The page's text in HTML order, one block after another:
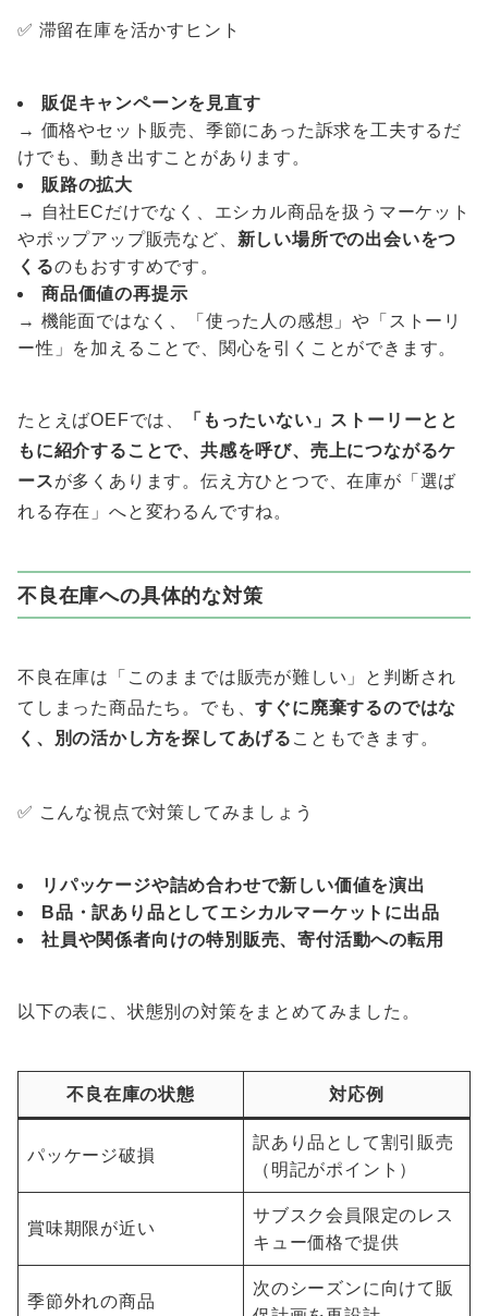
✅ 滞留在庫を活かすヒント
販促キャンペーンを見直す
→ 価格やセット販売、季節にあった訴求を工夫するだ
けでも、動き出すことがあります。
販路の拡大
→ 自社ECだけでなく、エシカル商品を扱うマーケット
やポップアップ販売など、 新しい場所での出会いをつ
くるのもおすすめです。
商品価値の再提示
→ 機能面ではなく、「使った人の感想」や「ストーリ
ー性」を加えることで、関心を引くことができます。
たとえばOEFでは、
「もったいない」ストーリーとと
もに紹介することで、共感を呼び、売上につながるケ
ースが多くあります。伝え方ひとつで、在庫が「選ば
れる存在」へと変わるんですね。
不良在庫への具体的な対策
不良在庫は「このままでは販売が難しい」と判断され
てしまった商品たち。でも、すぐに廃棄するのではな
く、別の活かし方を探してあげる こともできます。
✅ こんな視点で対策してみましょう
リパッケージや詰め合わせで新しい価値を演出
B品・訳あり品としてエシカルマーケットに出品
社員や関係者向けの特別販売、寄付活動への転用
以下の表に、状態別の対策をまとめてみました。
不良在庫の状態 対応例
パッケージ破損
訳あり品として割引販売
（明記がポイント）
賞味期限が近い
サブスク会員限定のレス
キュー価格で提供
季節外れの商品
次のシーズンに向けて販